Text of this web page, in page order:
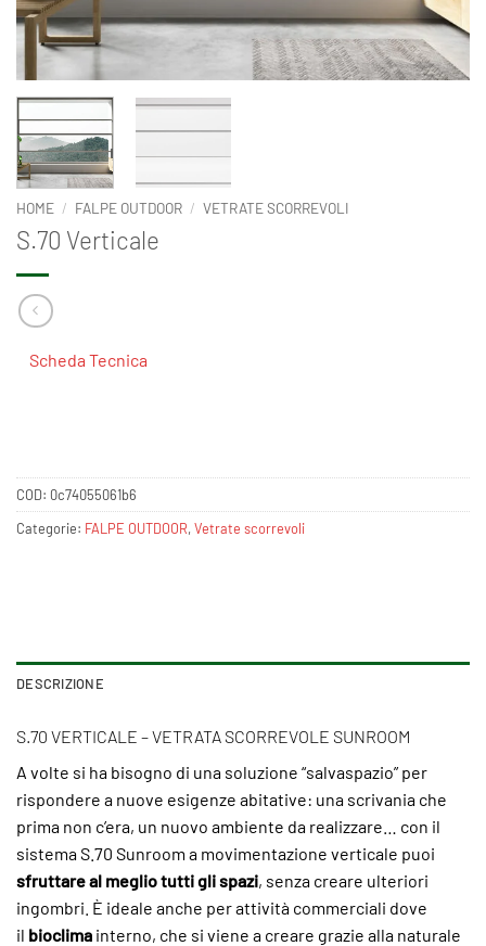
HOME / FALPE OUTDOOR / VETRATE SCORREVOLI
S.70 Verticale
Scheda Tecnica
COD: 0c74055061b6
Categorie: FALPE OUTDOOR,Vetrate scorrevoli
DESCRIZIONE
S.70 VERTICALE – VETRATA SCORREVOLE SUNROOM
A volte si ha bisogno di una soluzione “salvaspazio” per
rispondere a nuove esigenze abitative: una scrivania che
prima non c’era, un nuovo ambiente da realizzare… con il
sistema S.70 Sunroom a movimentazione verticale puoi
sfruttare al meglio tutti gli spazi, senza creare ulteriori
ingombri. È ideale anche per attività commerciali dove
il bioclima interno, che si viene a creare grazie alla naturale